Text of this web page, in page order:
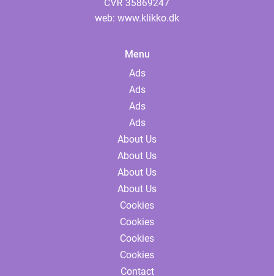
web: www.klikko.dk
Menu
Ads
Ads
Ads
Ads
About Us
About Us
About Us
About Us
Cookies
Cookies
Cookies
Cookies
Contact